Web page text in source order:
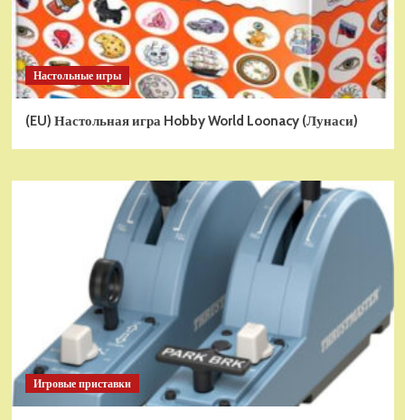
Настольные игры
(EU) Настольная игра Hobby World Loonacy (Лунаси)
Игровые приставки